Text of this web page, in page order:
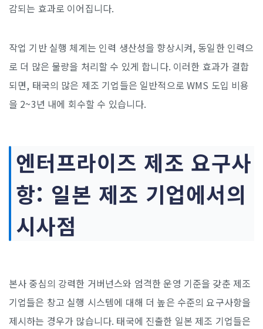
감되는 효과로 이어집니다.
작업 기반 실행 체계는 인력 생산성을 향상시켜, 동일한 인력으
로 더 많은 물량을 처리할 수 있게 합니다. 이러한 효과가 결합
되면, 태국의 많은 제조 기업들은 일반적으로 WMS 도입 비용
을 2~3년 내에 회수할 수 있습니다.
엔터프라이즈 제조 요구사
항: 일본 제조 기업에서의
시사점
본사 중심의 강력한 거버넌스와 엄격한 운영 기준을 갖춘 제조
기업들은 창고 실행 시스템에 대해 더 높은 수준의 요구사항을
제시하는 경우가 많습니다. 태국에 진출한 일본 제조 기업들은